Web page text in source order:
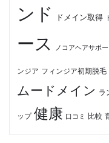
ンド
ドメイン取得
ース
ノコアヘアサポ
ンジア フィンジア初期脱毛
ムードメイン ラ
ップ 健康 口コミ 比較